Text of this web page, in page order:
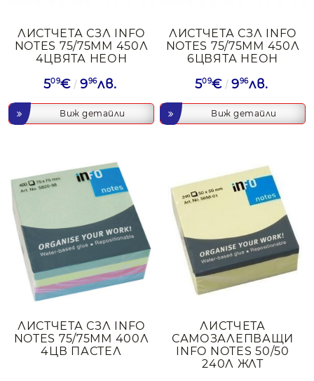
ЛИСТЧЕТА СЗЛ INFO
NOTES 75/75ММ 450Л
4ЦВЯТА НЕОН
509€ 996лв.
Виж детайли
ЛИСТЧЕТА СЗЛ INFO
NOTES 75/75ММ 450Л
6ЦВЯТА НЕОН
509€ 996лв.
Виж детайли
ЛИСТЧЕТА СЗЛ INFO
NOTES 75/75ММ 400Л
4ЦВ ПАСТЕЛ
ЛИСТЧЕТА
САМОЗАЛЕПВАЩИ
INFO NOTES 50/50
240Л ЖЛТ